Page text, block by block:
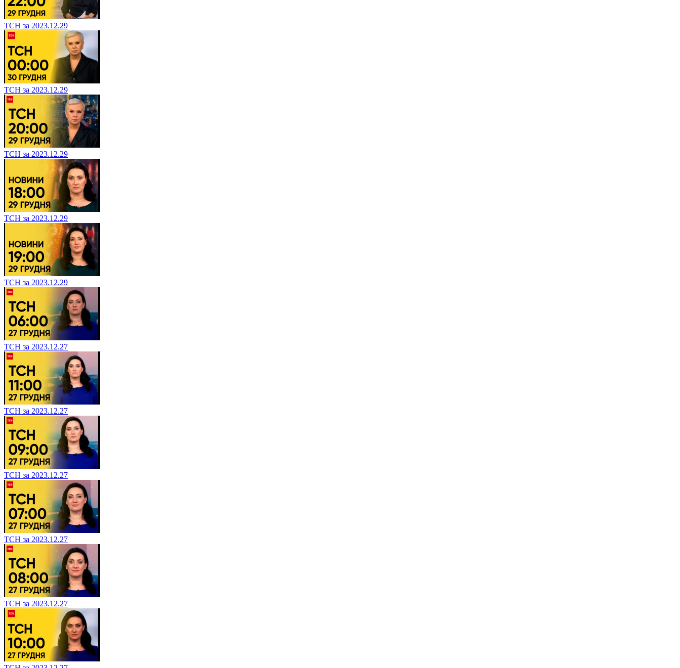
ТСН за 2023.12.29
ТСН за 2023.12.29
ТСН за 2023.12.29
ТСН за 2023.12.29
ТСН за 2023.12.29
ТСН за 2023.12.27
ТСН за 2023.12.27
ТСН за 2023.12.27
ТСН за 2023.12.27
ТСН за 2023.12.27